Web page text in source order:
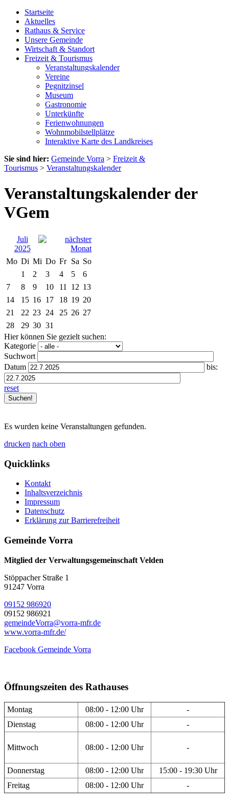
Startseite
Aktuelles
Rathaus & Service
Unsere Gemeinde
Wirtschaft & Standort
Freizeit & Tourismus
Veranstaltungskalender
Vereine
Pegnitzinsel
Museum
Gastronomie
Unterkünfte
Ferienwohnungen
Wohnmobilstellplätze
Interaktive Karte des Landkreises
Sie sind hier: Gemeinde Vorra > Freizeit &
Tourismus > Veranstaltungskalender
Veranstaltungskalender der
VGem
Juli
2025
Mo Di Mi Do Fr Sa So
1
2 3 4 5
6
7
8 9 10 11 12 13
14
15 16 17 18 19 20
21
22 23 24 25 26 27
28
29 30 31
Hier können Sie gezielt suchen:
Kategorie
Suchwort
Datum
bis:
reset
Es wurden keine Veranstaltungen gefunden.
drucken nach oben
Quicklinks
Kontakt
Inhaltsverzeichnis
Impressum
Datenschutz
Erklärung zur Barrierefreiheit
Gemeinde Vorra
Mitglied der Verwaltungsgemeinschaft Velden
Stöppacher Straße 1
91247 Vorra
09152 986920
09152 986921
gemeindeVorra@vorra-mfr.de
www.vorra-mfr.de/
Facebook Gemeinde Vorra
Öffnungszeiten des Rathauses
Montag 08:00 - 12:00 Uhr
-
Dienstag
08:00 - 12:00 Uhr -
Mittwoch 08:00 - 12:00 Uhr -
Donnerstag 08:00 - 12:00 Uhr
15:00 - 19:30 Uhr
Freitag
08:00 - 12:00 Uhr -